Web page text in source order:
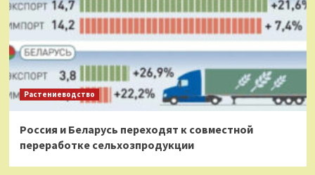
Растениеводство
Россия и Беларусь переходят к совместной
переработке сельхозпродукции